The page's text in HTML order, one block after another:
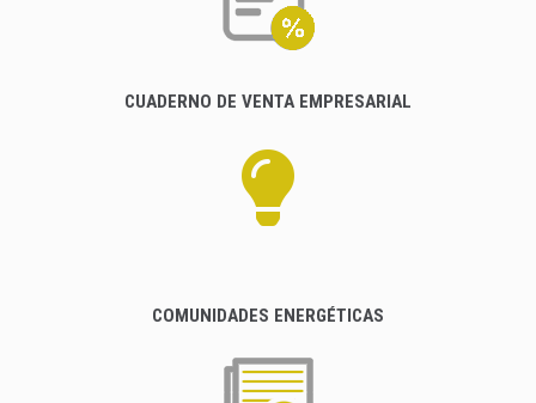
CUADERNO DE VENTA EMPRESARIAL
COMUNIDADES ENERGÉTICAS